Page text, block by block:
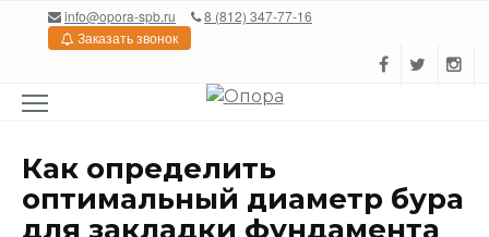
Перейтиinfo@opora-spb.ru
8 (812) 347-77-16
Заказать звонок
Как определить
оптимальный диаметр бура
для закладки фундамента